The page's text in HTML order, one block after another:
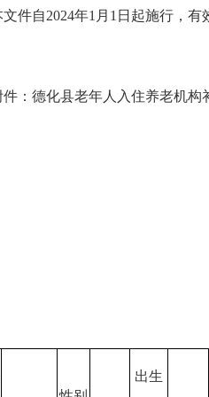
文件自2024年1月1日起施行，有
件：德化县老年人入住养老机构
出生